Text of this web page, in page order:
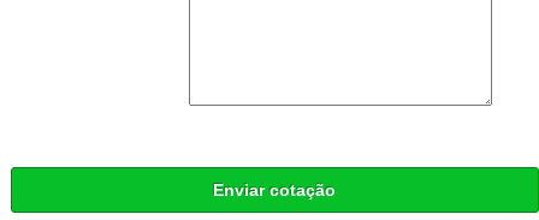
Enviar cotação